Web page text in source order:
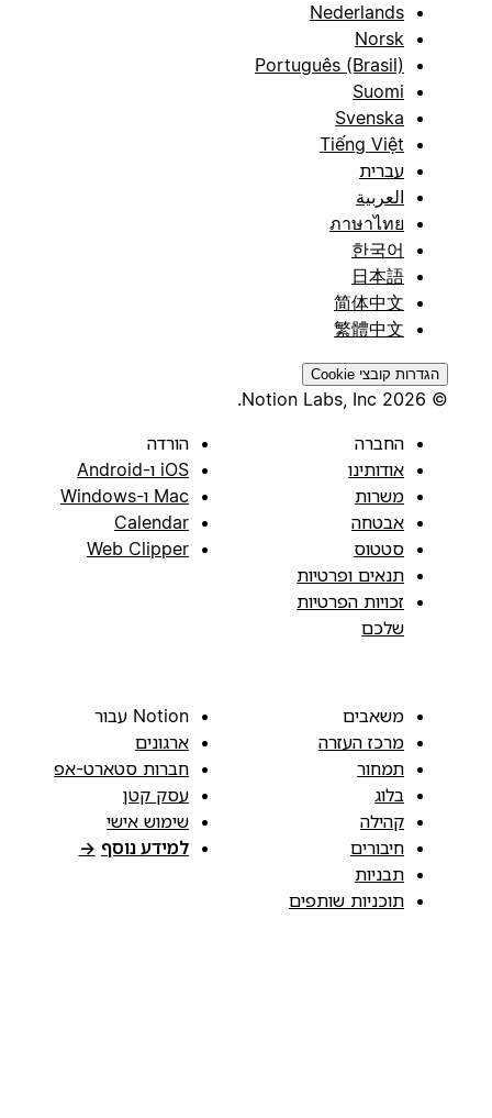
Nederlands
Norsk
Português (Brasil)
Suomi
Svenska
Tiếng Việt
עברית
العربية
ภาษาไทย
한국어
日本語
简体中文
繁體中文
הגדרות קובצי Cookie
החברה
אודותינו
משרות
אבטחה
סטטוס
תנאים ופרטיות
זכויות הפרטיות
שלכם
הורדה
iOS ו-Android
Mac ו-Windows
Calendar
Web Clipper
משאבים
מרכז העזרה
תמחור
בלוג
קהילה
חיבורים
תבניות
תוכניות שותפים
Notion עבור
ארגונים
חברות סטארט-אפ
עסק קטן
שימוש אישי
למידע נוסף →